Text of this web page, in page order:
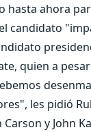
hasta ahora
candidato
quien a
les pidió
y John